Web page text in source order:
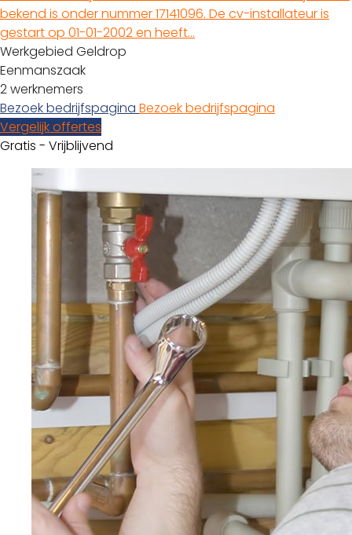
bekend is onder nummer 17141096. De cv-installateur is
gestart op 01-01-2002 en heeft…
Werkgebied Geldrop
Eenmanszaak
2 werknemers
Bezoek bedrijfspagina Bezoek bedrijfspagina
Vergelijk offertes
Gratis - Vrijblijvend